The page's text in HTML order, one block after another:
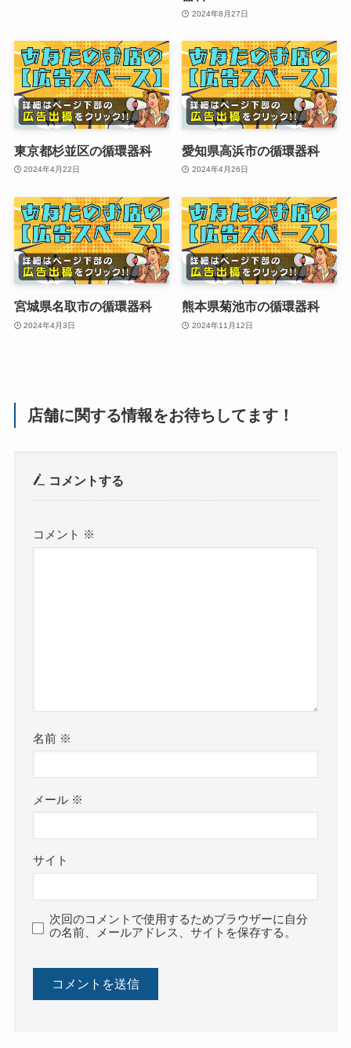
2024年8月27日
東京都杉並区の循環器科
2024年4月22日
愛知県高浜市の循環器科
2024年4月26日
宮城県名取市の循環器科
2024年4月3日
熊本県菊池市の循環器科
2024年11月12日
店舗に関する情報をお待ちしてます！
コメントする
コメント ※
名前 ※
メール ※
サイト
次回のコメントで使用するためブラウザーに自分
の名前、メールアドレス、サイトを保存する。